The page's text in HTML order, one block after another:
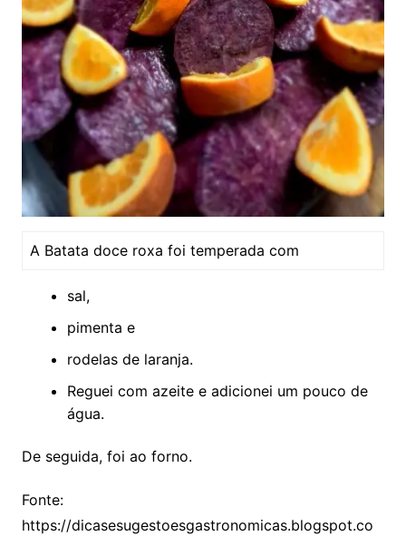
A Batata doce roxa foi temperada com
sal,
pimenta e
rodelas de laranja.
Reguei com azeite e adicionei um pouco de
água.
De seguida, foi ao forno.
Fonte:
https://dicasesugestoesgastronomicas.blogspot.co